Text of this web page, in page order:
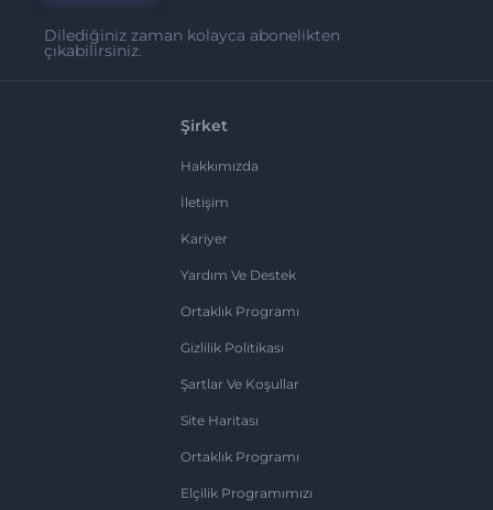
Dilediğiniz zaman kolayca abonelikten
çıkabilirsiniz.
Şirket
Hakkımızda
İletişim
Kariyer
Yardım Ve Destek
Ortaklık Programı
Gizlilik Politikası
Şartlar Ve Koşullar
Site Haritası
Ortaklık Programı
Elçilik Programımızı